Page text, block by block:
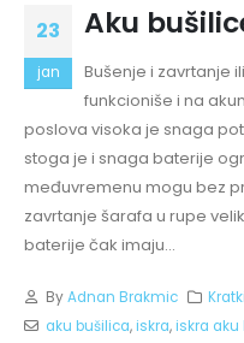
23
jan
Aku
Bušenje i zavrtanje
funkcioniše i na
poslova visoka je snaga
stoga je i snaga baterije
međuvremenu mogu bez
zavrtanje šarafa u rupe
baterije čak imaju...
ByAdnan Brakmic
aku bušilica,iskra,iskra aku